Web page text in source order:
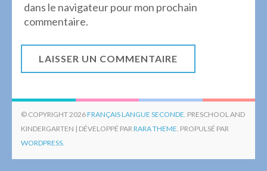
dans le navigateur pour mon prochain
commentaire.
© COPYRIGHT 2026FRANÇAIS LANGUE SECONDE. PRESCHOOL AND
KINDERGARTEN | DÉVELOPPÉ PARRARA THEME. PROPULSÉ PAR
WORDPRESS.